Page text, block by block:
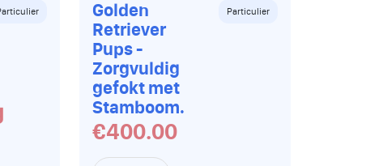
Golden
Retriever
Pups -
Zorgvuldig
gefokt met
Stamboom.
Particulier
€400.00